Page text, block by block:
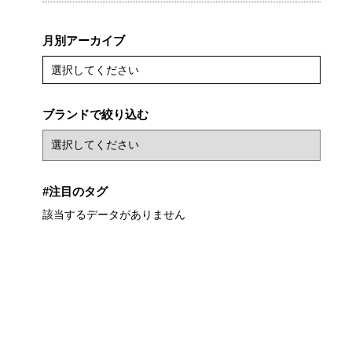
月別アーカイブ
選択してください
ブランドで絞り込む
#注目のタグ
該当するデータがありません